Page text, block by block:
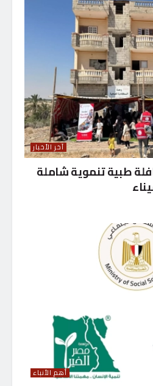
آخر الأخبار
طبية تنموية شاملة
أهم الأنباء